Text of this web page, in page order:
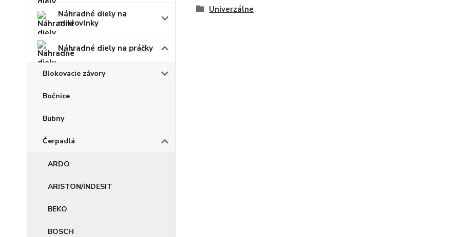
Náhradné diely na
mikrovlnky
Náhradné diely na práčky
Blokovacie závory
Bočnice
Bubny
Čerpadlá
ARDO
ARISTON/INDESIT
BEKO
BOSCH
Univerzálne